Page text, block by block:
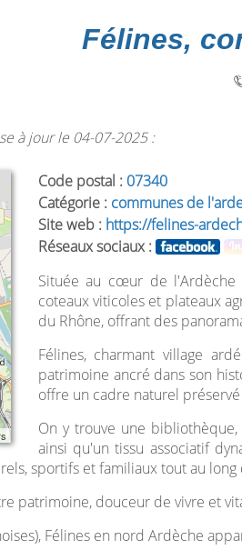
Félines,
à jour le 04-07-2025 :
Code postal : 07340
Catégorie : communes de
Site web : https://felines-
Réseaux sociaux :
Située au cœur de l'Ardèche
coteaux viticoles et plateaux
du Rhône, offrant des
Félines, charmant village
patrimoine ancré dans son
offre un cadre naturel
On y trouve une
ainsi qu'un tissu associatif
sportifs et familiaux tout au long
patrimoine, douceur de vivre et
Félines en nord Ardèche